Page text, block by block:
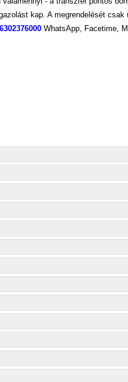
kap. A megrendelését
WhatsApp, Facetime,